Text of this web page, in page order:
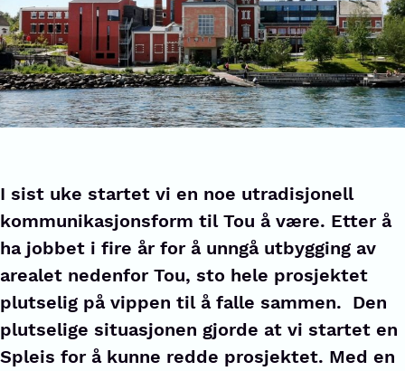
I sist uke startet vi en noe utradisjonell
kommunikasjonsform til Tou å være. Etter å
ha jobbet i fire år for å unngå utbygging av
arealet nedenfor Tou, sto hele prosjektet
plutselig på vippen til å falle sammen. Den
plutselige situasjonen gjorde at vi startet en
Spleis for å kunne redde prosjektet. Med en